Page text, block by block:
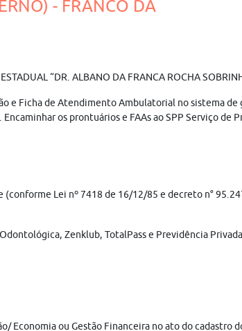
- FRANCO DA
“DR. ALBANO DA FRANCA ROCHA
e Ficha de Atendimento Ambulatorial no sistema
Encaminhar os prontuários e FAAs ao SPP
Lei nº 7418 de 16/12/85 e decreto n°
Zenklub, TotalPass e Previdência
Economia ou Gestão Financeira no ato do cadastro